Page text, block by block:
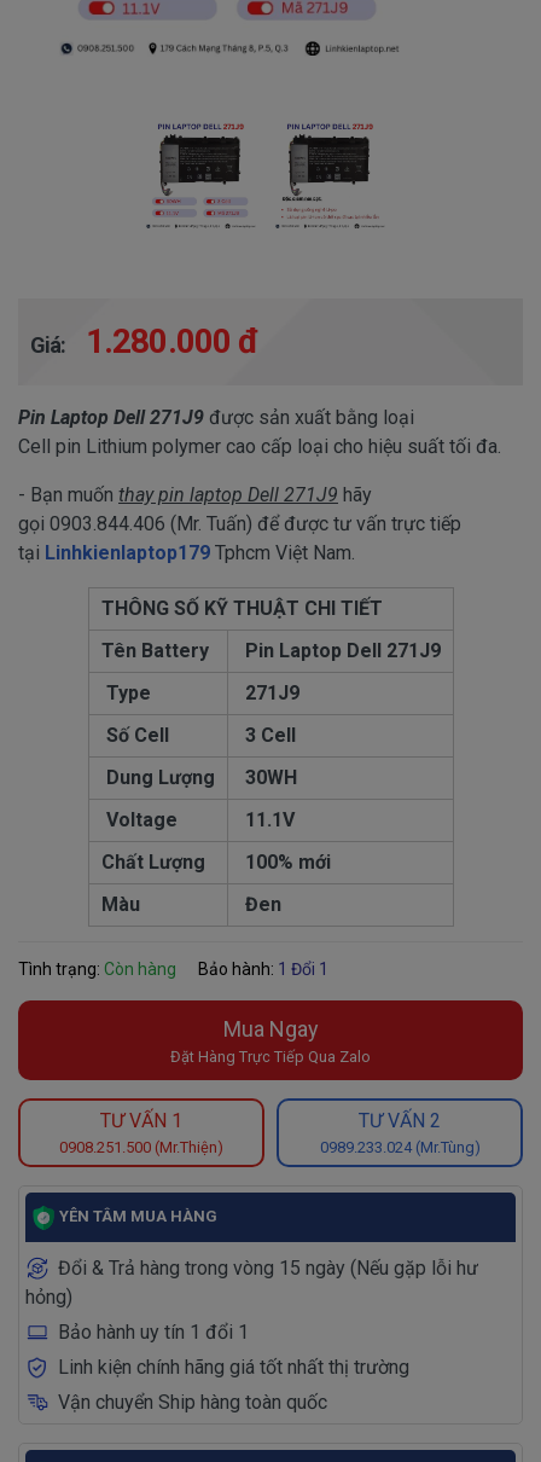
Giá: 1.280.000 đ
Pin Laptop Dell 271J9 được sản xuất bằng loại
Cell pin Lithium polymer cao cấp loại cho hiệu suất tối đa.
- Bạn muốn thay pin laptop Dell 271J9 hãy
gọi 0903.844.406 (Mr. Tuấn) để được tư vấn trực tiếp
tại Linhkienlaptop179 Tphcm Việt Nam.
THÔNG SỐ KỸ THUẬT CHI TIẾT
Tên Battery
Pin Laptop Dell 271J9
Type
271J9
Số Cell
3 Cell
Dung Lượng
30WH
Voltage
11.1V
Chất Lượng
100% mới
Màu
Đen
Tình trạng: Còn hàng Bảo hành: 1 Đổi 1
Mua Ngay
Đặt Hàng Trực Tiếp Qua Zalo
TƯ VẤN 1
0908.251.500 (Mr.Thiện)
TƯ VẤN 2
0989.233.024 (Mr.Tùng)
YÊN TÂM MUA HÀNG
Đổi & Trả hàng trong vòng 15 ngày (Nếu gặp lỗi hư
hỏng)
Bảo hành uy tín 1 đổi 1
Linh kiện chính hãng giá tốt nhất thị trường
Vận chuyển Ship hàng toàn quốc